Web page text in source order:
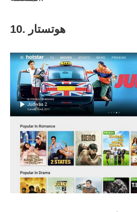
10. هوتستار